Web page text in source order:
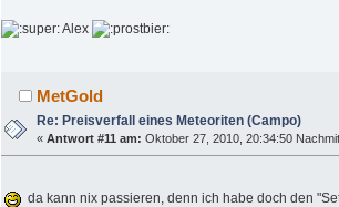
Alex
MetGold
Re: Preisverfall eines Meteoriten (Campo)
«Antwort #11 am: Oktober 27, 2010, 20:34:50
da kann nix passieren, denn ich habe doch den